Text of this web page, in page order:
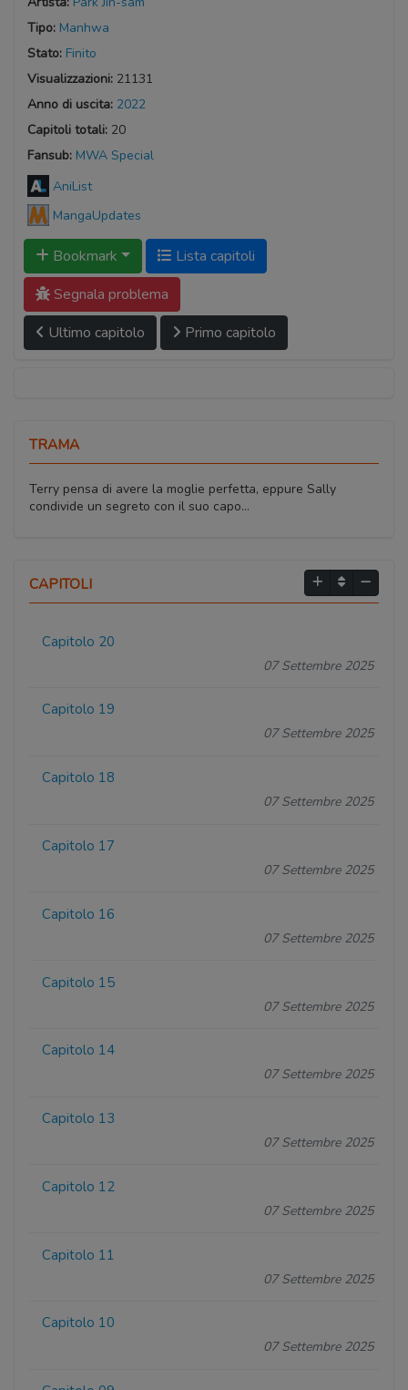
Tipo: Manhwa
Stato: Finito
Visualizzazioni: 21131
Anno di uscita: 2022
Capitoli totali: 20
Fansub: MWA Special
AniList
MangaUpdates
Bookmark
Lista capitoli
Segnala problema
Ultimo capitolo
Primo capitolo
TRAMA
Terry pensa di avere la moglie perfetta, eppure Sally
condivide un segreto con il suo capo...
CAPITOLI
Capitolo 20
07 Settembre 2025
Capitolo 19
07 Settembre 2025
Capitolo 18
07 Settembre 2025
Capitolo 17
07 Settembre 2025
Capitolo 16
07 Settembre 2025
Capitolo 15
07 Settembre 2025
Capitolo 14
07 Settembre 2025
Capitolo 13
07 Settembre 2025
Capitolo 12
07 Settembre 2025
Capitolo 11
07 Settembre 2025
Capitolo 10
07 Settembre 2025